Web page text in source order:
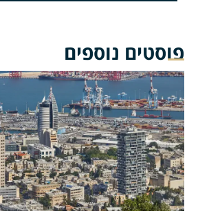
פוסטים נוספים